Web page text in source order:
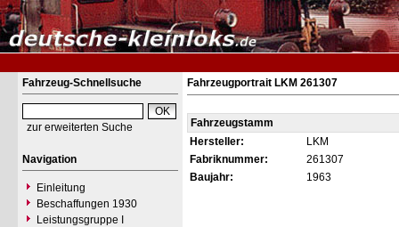
Fahrzeug-Schnellsuche
zur erweiterten Suche
Navigation
Einleitung
Beschaffungen 1930
Leistungsgruppe I
Fahrzeugportrait LKM 261307
Fahrzeugstamm
Hersteller:
LKM
Fabriknummer:
261307
Baujahr:
1963